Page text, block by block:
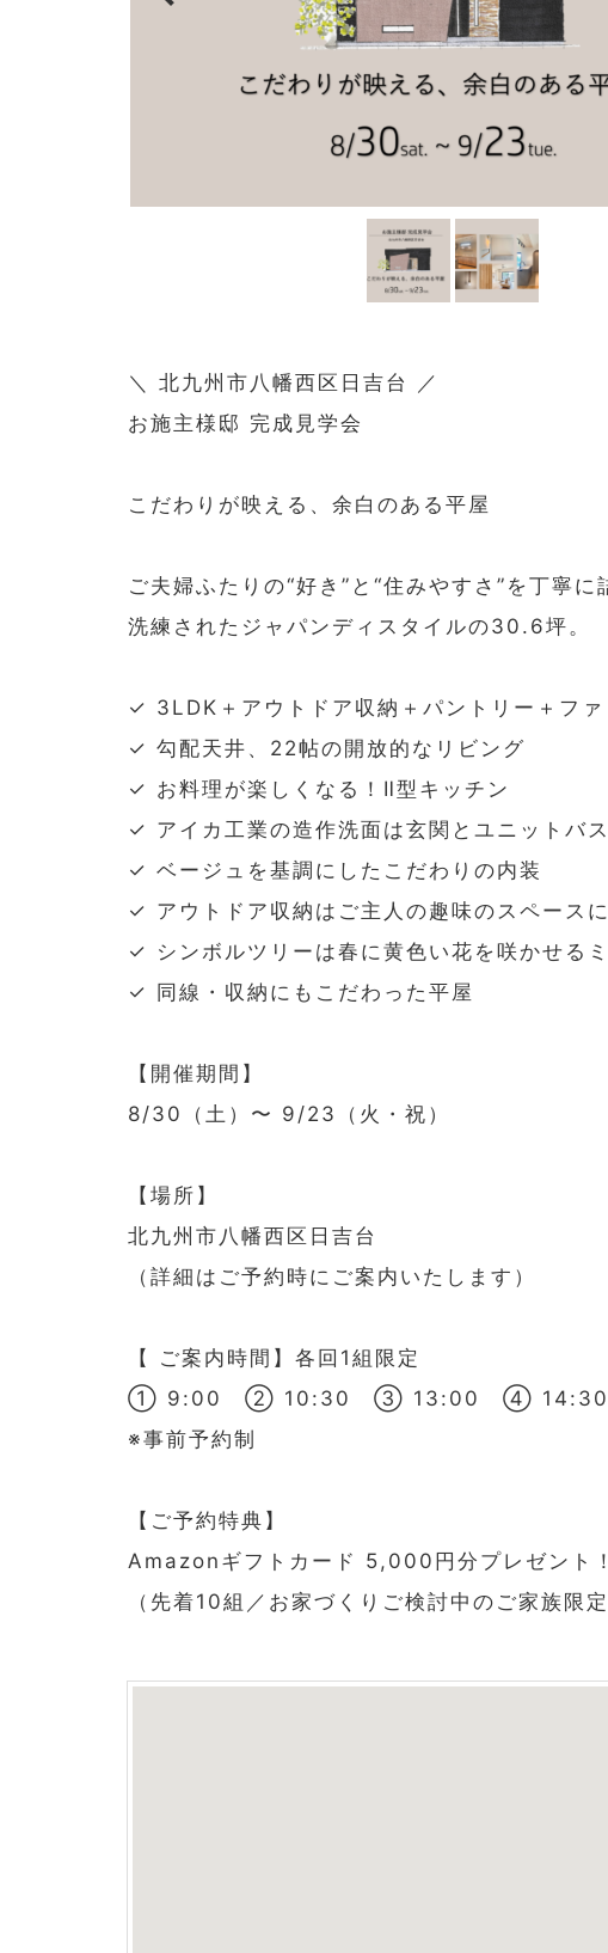
＼ 北九州市八幡西区日吉台 ／
お施主様邸 完成見学会
こだわりが映える、余白のある平屋
ご夫婦ふたりの“好き”と“住みやすさ”を丁寧に
洗練されたジャパンディスタイルの30.6坪。
✓ 3LDK＋アウトドア収納＋パントリー＋ファ
✓ 勾配天井、22帖の開放的なリビング
✓ お料理が楽しくなる！Ⅱ型キッチン
✓ アイカ工業の造作洗面は玄関とユニットバ
✓ ベージュを基調にしたこだわりの内装
✓ アウトドア収納はご主人の趣味のスペースに
✓ シンボルツリーは春に黄色い花を咲かせる
✓ 同線・収納にもこだわった平屋
【開催期間】
8/30（土）〜 9/23（火・祝）
【場所】
北九州市八幡西区日吉台
（詳細はご予約時にご案内いたします）
【 ご案内時間】各回1組限定
① 9:00 ② 10:30 ③ 13:00 ④
※事前予約制
【ご予約特典】
Amazonギフトカード 5,000円分プレゼント！
（先着10組／お家づくりご検討中のご家族限定